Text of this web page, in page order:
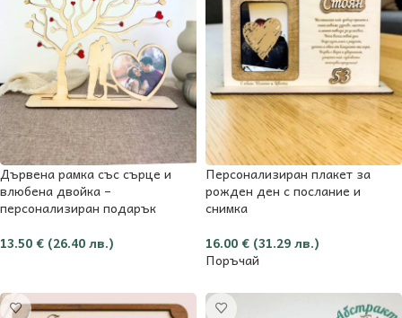
Дървена рамка със сърце и
влюбена двойка –
персонализиран подарък
13.50 € (26.40 лв.)
Персонализиран плакет за
рожден ден с послание и
снимка
16.00 € (31.29 лв.)
Поръчай